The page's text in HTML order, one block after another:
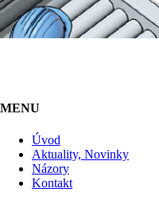
MENU
Úvod
Aktuality, Novinky
Názory
Kontakt